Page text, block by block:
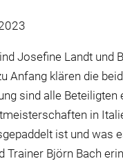
Josefine Landt und
Anfang klären die
sind alle
in
ist und was
Trainer Björn Bach